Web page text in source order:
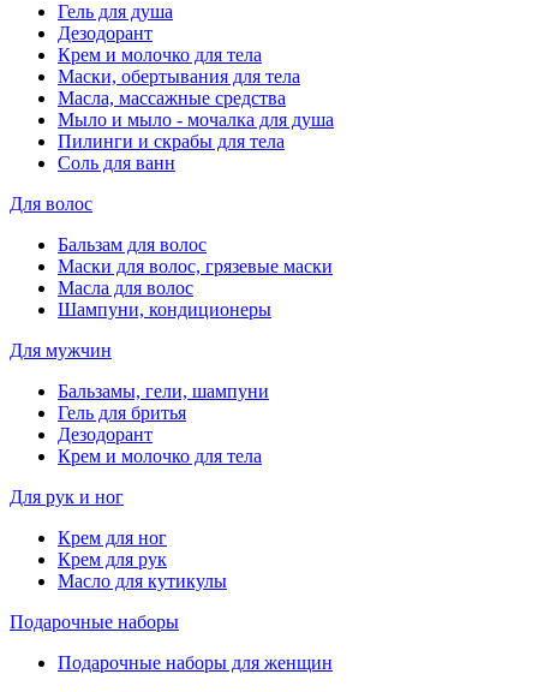
Гель для душа
Дезодорант
Крем и молочко для тела
Маски, обертывания для тела
Масла, массажные средства
Мыло и мыло - мочалка для душа
Пилинги и скрабы для тела
Соль для ванн
Для волос
Бальзам для волос
Маски для волос, грязевые маски
Масла для волос
Шампуни, кондиционеры
Для мужчин
Бальзамы, гели, шампуни
Гель для бритья
Дезодорант
Крем и молочко для тела
Для рук и ног
Крем для ног
Крем для рук
Масло для кутикулы
Подарочные наборы
Подарочные наборы для женщин